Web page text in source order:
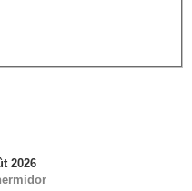
2026